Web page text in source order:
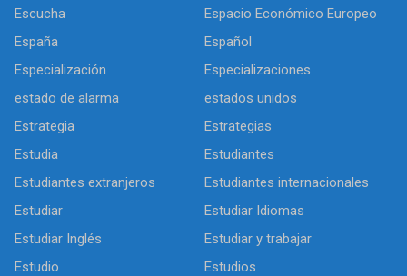
Escucha
Espacio Económico Europeo
España
Español
Especialización
Especializaciones
estado de alarma
estados unidos
Estrategia
Estrategias
Estudia
Estudiantes
Estudiantes extranjeros
Estudiantes internacionales
Estudiar
Estudiar Idiomas
Estudiar Inglés
Estudiar y trabajar
Estudio
Estudios